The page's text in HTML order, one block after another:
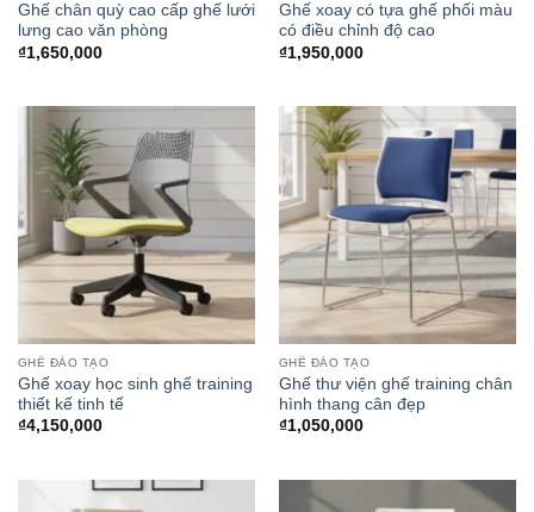
Ghế chân quỳ cao cấp ghế lưới
lưng cao văn phòng
₫1,650,000
Ghế xoay có tựa ghế phối màu
có điều chỉnh độ cao
₫1,950,000
GHẾ ĐÀO TẠO
Ghế xoay học sinh ghế training
thiết kế tinh tế
₫4,150,000
GHẾ ĐÀO TẠO
Ghế thư viện ghế training chân
hình thang cân đẹp
₫1,050,000